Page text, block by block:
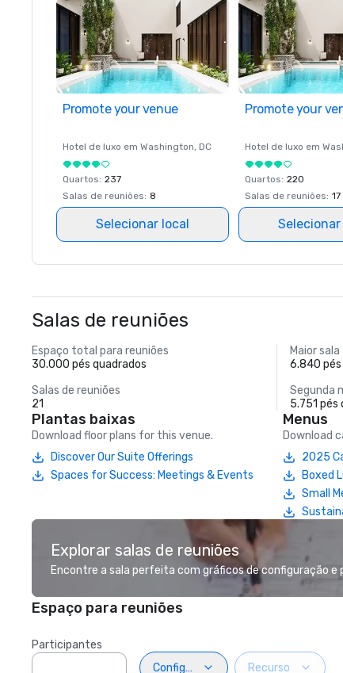
Promote your venue
Hotel de luxo em Washington, DC
Quartos: 237
Salas de reuniões: 8
Selecionar local
Promote your
Hotel de luxo em
Quartos: 220
Salas de reuniões: 17
Salas de reuniões
Espaço total para reuniões
30.000 pés quadrados
Maior sala
6.840
Salas de reuniões
21
Segunda
5.751 pés
Plantas baixas
Download floor plans for this venue.
Discover Our Suite Offerings
Spaces for Success: Meetings & Events
Menus
Download
2025
Boxed
Small
Explorar salas de reuniões
Encontre a sala perfeita com gráficos de configuração
Espaço para reuniões
Participantes
Configuração
Recurso